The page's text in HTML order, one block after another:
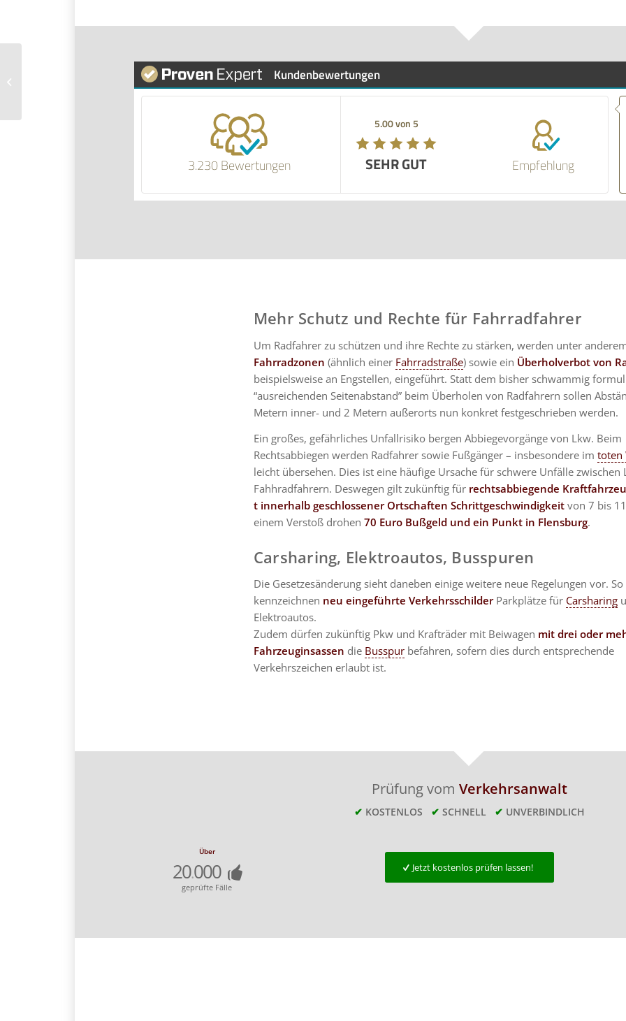
Kundenbewertungen
3.230 Bewertungen
5.00 von 5
SEHR GUT Empfehlung
Mehr Schutz und Rechte für Fahrradfahrer
Um Radfahrer zu schützen und ihre Rechte zu stärken, werden unter
Fahrradzonen (ähnlich einer Fahrradstraße) sowie ein Überholverbot von
beispielsweise an Engstellen, eingeführt. Statt dem bisher schwammig
“ausreichenden Seitenabstand” beim Überholen von Radfahrern sollen
Metern inner- und 2 Metern außerorts nun konkret festgeschrieben werden.
Ein großes, gefährliches Unfallrisiko bergen Abbiegevorgänge von Lkw. Beim
Rechtsabbiegen werden Radfahrer sowie Fußgänger – insbesondere im toten
leicht übersehen. Dies ist eine häufige Ursache für schwere Unfälle zwischen
Fahhradfahrern. Deswegen gilt zukünftig für rechtsabbiegende
t innerhalb geschlossener Ortschaften Schrittgeschwindigkeitvon 7 bis
einem Verstoß drohen 70 Euro Bußgeld und ein Punkt in Flensburg.
Carsharing, Elektroautos, Busspuren
Die Gesetzesänderung sieht daneben einige weitere neue Regelungen vor. So
kennzeichnen neu eingeführte VerkehrsschilderParkplätze für Carsharing
Elektroautos.
Zudem dürfen zukünftig Pkw und Krafträder mit Beiwagen mit drei oder
Fahrzeuginsassen die Busspurbefahren, sofern dies durch entsprechende
Verkehrszeichen erlaubt ist.
Prüfung vom Verkehrsanwalt
✔ KOSTENLOS ✔ SCHNELL ✔ UNVERBINDLICH
Über
20.000
geprüfte Fälle
Jetzt kostenlos prüfen lassen!
Abgasskandal – OLG Karlsruhe holt
Gutachten zu 3-Liter-Dieselmotoren